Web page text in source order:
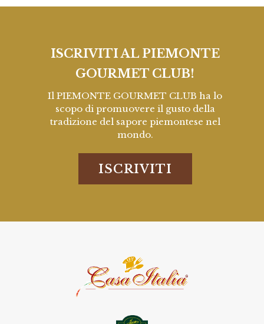
ISCRIVITI AL PIEMONTE
GOURMET CLUB!
Il PIEMONTE GOURMET CLUB ha lo
scopo di promuovere il gusto della
tradizione del sapore piemontese nel
mondo.
ISCRIVITI